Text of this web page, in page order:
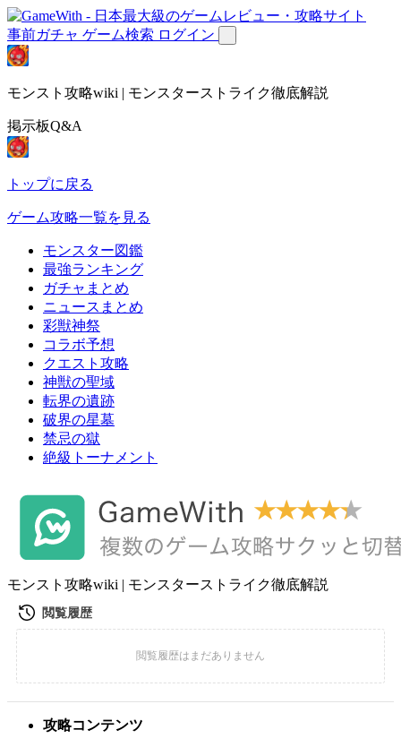
事前ガチャ ゲーム検索 ログイン
モンスト攻略wiki | モンスターストライク徹底解説
掲示板Q&A
トップに戻る
ゲーム攻略一覧を見る
モンスター図鑑
最強ランキング
ガチャまとめ
ニュースまとめ
彩獣神祭
コラボ予想
クエスト攻略
神獣の聖域
転界の遺跡
破界の星墓
禁忌の獄
絶級トーナメント
モンスト攻略wiki | モンスターストライク徹底解説
攻略コンテンツ